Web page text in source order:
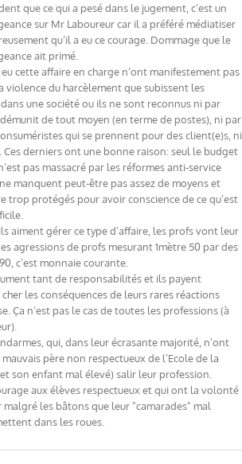
que ce qui a pesé dans le jugement, c’est un
sur Mr Laboureur car il a préféré médiatiser
qu’il a eu ce courage. Dommage que le
ait primé.
cette affaire en charge n’ont manifestement pas
violence du harcèlement que subissent les
une société ou ils ne sont reconnus ni par
de tout moyen (en terme de postes), ni par
qui se prennent pour des client(e)s, ni
Ces derniers ont une bonne raison: seul le budget
pas massacré par les réformes anti-service
manquent peut-être pas assez de moyens et
trop protégés pour avoir conscience de ce qu’est
aiment gérer ce type d’affaire, les profs vont leur
agressions de profs mesurant 1mètre 50 par des
c’est monnaie courante.
tant de responsabilités et ils payent
les conséquences de leurs rares réactions
Ça n’est pas le cas de toutes les professions (à
qui, dans leur écrasante majorité, n’ont
mauvais père non respectueux de l’Ecole de la
son enfant mal élevé) salir leur profession.
aux élèves respectueux et qui ont la volonté
malgré les bâtons que leur "camarades" mal
dans les roues.